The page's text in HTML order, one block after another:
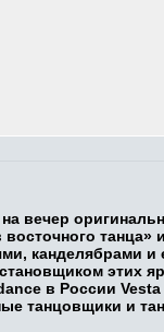
вечер
канделябрами
этих
в России
танцовщики и